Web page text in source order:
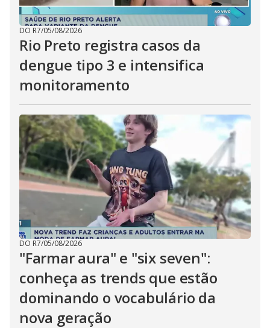
DO R7/05/08/2026
Rio Preto registra casos da
dengue tipo 3 e intensifica
monitoramento
DO R7/05/08/2026
"Farmar aura" e "six seven":
conheça as trends que estão
dominando o vocabulário da
nova geração